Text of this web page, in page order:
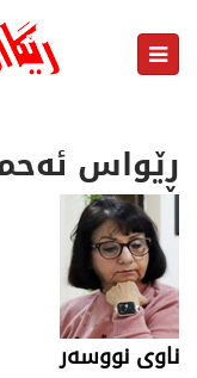
ڕێواس
ناوی نووسەر